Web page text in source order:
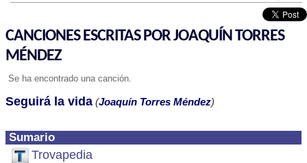
CANCIONES ESCRITAS POR JOAQUÍN TORRES
MÉNDEZ
Se ha encontrado una canción.
Sumario
Trovapedia
Seguirá la vida (Joaquín Torres Méndez)